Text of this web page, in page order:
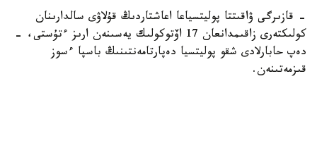
- قازىرگى ۋاقىتتا پوليتسياعا اعاشتاردىڭ قۇلاۋى سالدارىنان
كولىكتەرى زاقىمدانعان 17 اۆتوكولىك يەسىنەن ارىز ءتۇستى، -
دەپ حابارلادى شقو پوليتسيا دەپارتامەنتىنىڭ باسپا ءسوز
قىزمەتىنەن.